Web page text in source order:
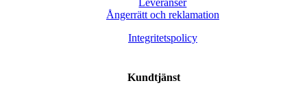
Ångerrätt och reklamation
Integritetspolicy
Kundtjänst